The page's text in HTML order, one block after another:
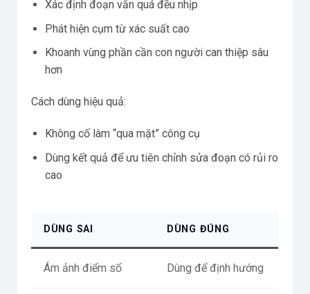
Xác định đoạn văn quá đều nhịp
Phát hiện cụm từ xác suất cao
Khoanh vùng phần cần con người can thiệp sâu
hơn
Cách dùng hiệu quả:
Không cố làm “qua mặt” công cụ
Dùng kết quả để ưu tiên chỉnh sửa đoạn có rủi ro
cao
DÙNG SAI DÙNG ĐÚNG
Ám ảnh điểm số Dùng để định hướng